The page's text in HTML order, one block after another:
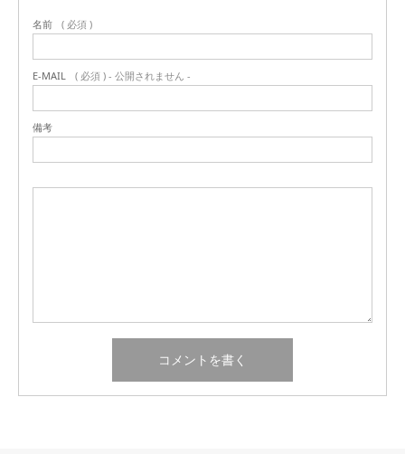
名前 ( 必須 )
E-MAIL ( 必須 ) - 公開されません -
備考